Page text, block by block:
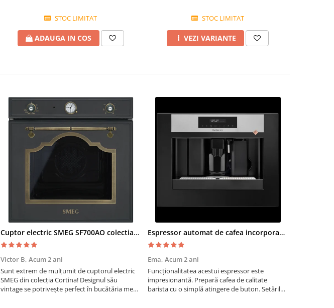
STOC LIMITAT
ADAUGA IN COS
STOC LIMITAT
VEZI VARIANTE
Cuptor electric SMEG SF700AO colectia Cortina
Victor B, Acum 2 ani
Sunt extrem de mulțumit de cuptorul electric
SMEG din colecția Cortina! Designul său
vintage se potrivește perfect în bucătăria mea,
Espressor automat de cafea incorporabil De Dietrich Platinum
Ema, Acum 2 ani
Funcționalitatea acestui espressor este
impresionantă. Prepară cafea de calitate
barista cu o simplă atingere de buton. Setările